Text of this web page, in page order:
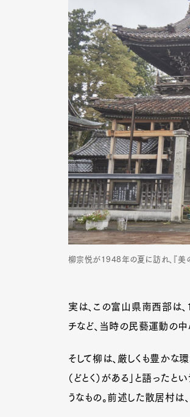
柳宗悦が1948年の夏に訪れ、『美
実は、この富山県南西部は
チなど、当時の民藝運動の
そして柳は、厳しくも豊か
（どとく）がある」と語った
うなもの。前述した散居村は